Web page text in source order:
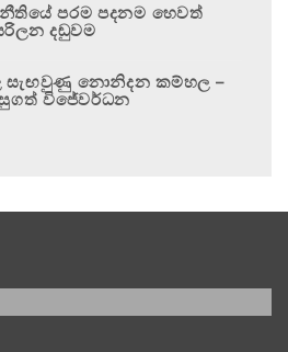
නීතියේ පරම පදනම හෙවත්
දඬුවම
සැඟවුණු නොනිදන කම්හල –
විජේවර්ධන